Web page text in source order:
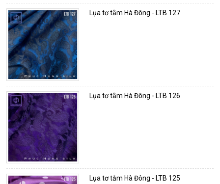
Lụa tơ tằm Hà Đông - LTB 127
Lụa tơ tằm Hà Đông - LTB 126
Lụa tơ tằm Hà Đông - LTB 125